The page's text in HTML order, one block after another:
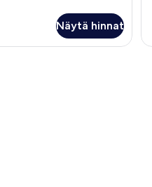
Näytä hinnat